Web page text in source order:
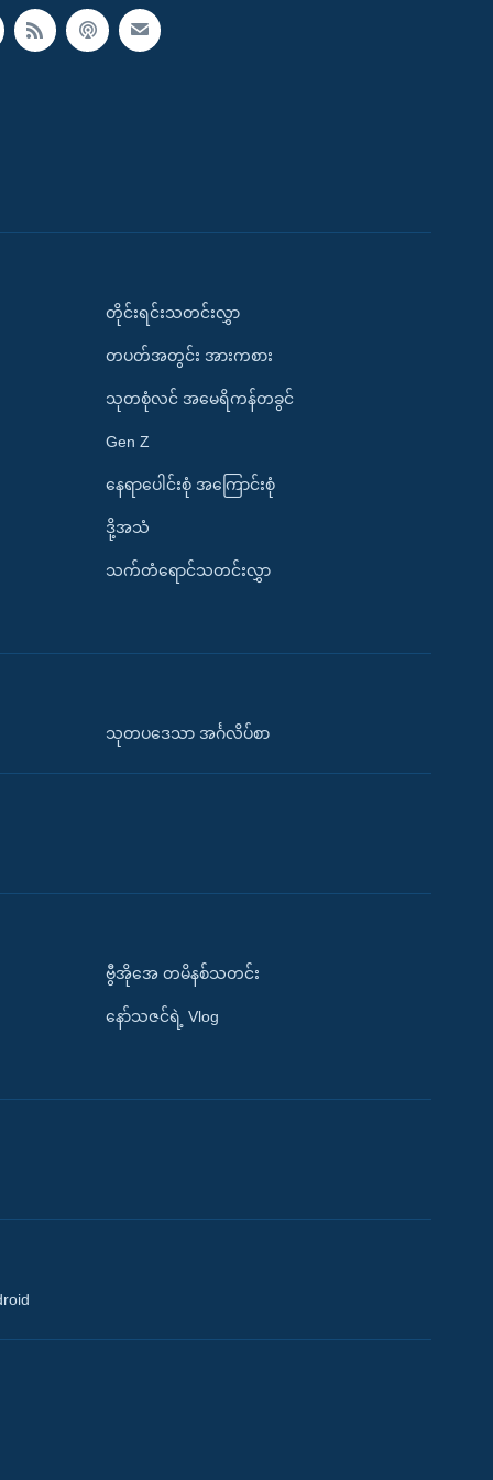
တိုင်းရင်းသတင်းလွှာ
တပတ်အတွင်း အားကစား
သုတစုံလင် အမေရိကန်တခွင်
Gen Z
နေရာပေါင်းစုံ အကြောင်းစုံ
ဒို့အသံ
သက်တံရောင်သတင်းလွှာ
သုတပဒေသာ အင်္ဂလိပ်စာ
ဗွီအိုအေ တမိနစ်သတင်း
နော်သဇင်ရဲ့ Vlog